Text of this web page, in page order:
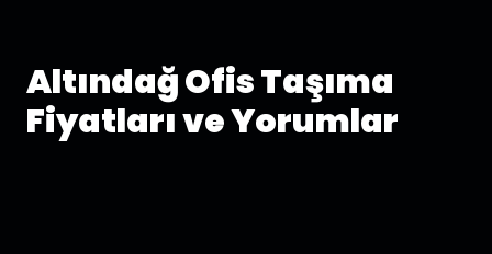
Altındağ Ofis Taşıma
Fiyatları ve Yorumlar